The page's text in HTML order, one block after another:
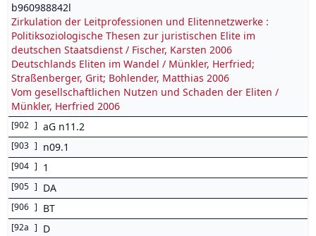
b960988842l
Zirkulation der Leitprofessionen und Elitennetzwerke :
Politiksoziologische Thesen zur juristischen Elite im
deutschen Staatsdienst / Fischer, Karsten 2006
Deutschlands Eliten im Wandel / Münkler, Herfried;
Straßenberger, Grit; Bohlender, Matthias 2006
Vom gesellschaftlichen Nutzen und Schaden der Eliten /
Münkler, Herfried 2006
[902 ] aG n11.2
[903 ] n09.1
[904 ] 1
[905 ] DA
[906 ] BT
[92a ] D